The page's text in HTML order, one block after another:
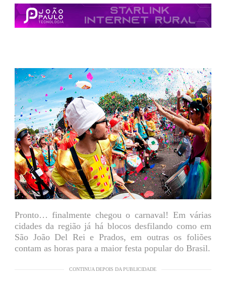
Pronto… finalmente chegou o carnaval! Em várias
cidades da região já há blocos desfilando como em
São João Del Rei e Prados, em outras os foliões
contam as horas para a maior festa popular do Brasil.
CONTINUA DEPOIS DA PUBLICIDADE